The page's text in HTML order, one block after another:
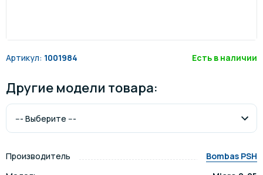
Артикул: 1001984 Есть в наличии
Другие модели товара:
Производитель
Bombas PSH